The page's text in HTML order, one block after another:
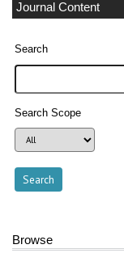
Journal Content
Search
Search Scope
Browse